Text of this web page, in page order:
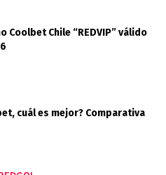
Coolbet Chile “REDVIP” válido
cuál es mejor? Comparativa